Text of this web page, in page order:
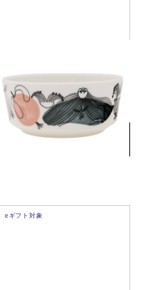
クッカマー ボウル 13cm グリ
ーン
￥3,520 (税込)
詳細を見る
eギフト対象